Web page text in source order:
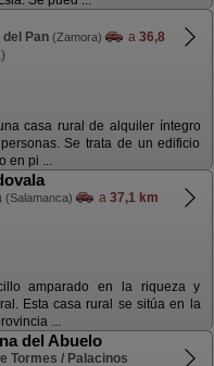
Pan (Zamora) a 36,8
casa rural de alquiler íntegro
Se trata de un edificio
en pi ...
(Salamanca) a 37,1 km
amparado en la riqueza y
Esta casa rural se sitúa en la
...
del Abuelo
Tormes / Palacinos